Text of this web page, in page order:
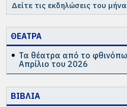
Δείτε τις εκδηλώσεις του μήνα
ΘΕΑΤΡΑ
Τα θέατρα από το
Απρίλιο του 2026
ΒΙΒΛΙΑ